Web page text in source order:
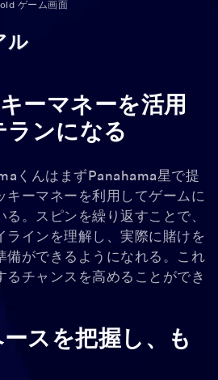
ゲーム画面
ル
ーマネーを活用
ランになる
くんはまずPanahama星で提
キーマネーを利用してゲームに
。スピンを繰り返すことで、
ラインを理解し、実際に賭けを
備ができるようになれる。これ
るチャンスを高めることができ
スを把握し、も